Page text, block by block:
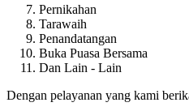
Pernikahan
Tarawaih
Penandatangan
Buka Puasa Bersama
Dan Lain - Lain
Dengan pelayanan yang kami